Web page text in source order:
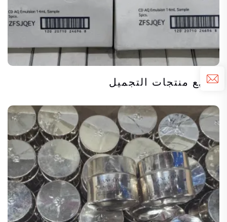
توزيع منتجات التجميل